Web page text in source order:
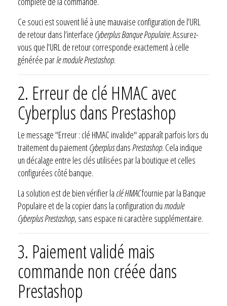
Ce souci est souvent lié à une mauvaise configuration de l’URL
de retour dans l’interface Cyberplus Banque Populaire. Assurez-
vous que l’URL de retour corresponde exactement à celle
générée parle module Prestashop.
2. Erreur de clé HMAC avec
Cyberplus dans Prestashop
Le message "Erreur : clé HMAC invalide" apparaît parfois lors du
traitement du paiementCyberplusdansPrestashop. Cela indique
un décalage entre les clés utilisées par la boutique et celles
configurées côté banque.
La solution est de bien vérifier la clé HMACfournie par la Banque
Populaire et de la copier dans la configuration du module
Cyberplus Prestashop, sans espace ni caractère supplémentaire.
3. Paiement validé mais
commande non créée dans
Prestashop